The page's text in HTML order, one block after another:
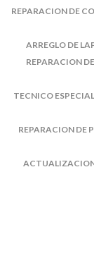
REPARACION DE
ARREGLO DE
REPARACION
TECNICO
REPARACION DE